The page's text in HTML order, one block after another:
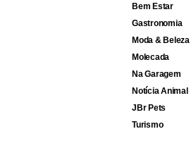
Witthoef
Em 18 dias,
passou a
ainda
Bem Estar
Gastronomia
Moda & Beleza
Molecada
Na Garagem
Notícia Animal
JBr Pets
Turismo